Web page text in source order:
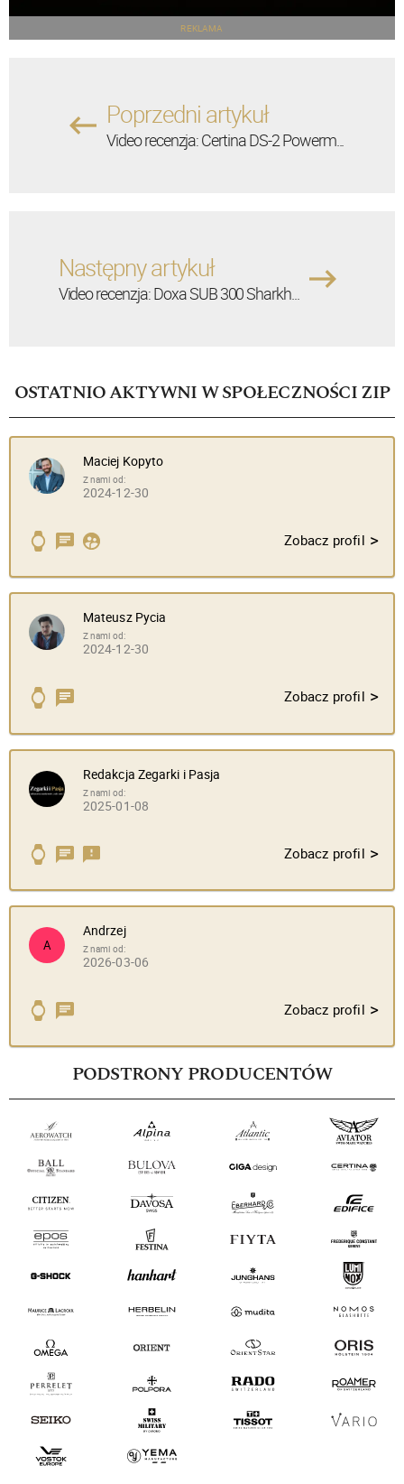
REKLAMA
Poprzedni artykuł
Video recenzja: Certina DS-2 Powerm...
Następny artykuł
Video recenzja: Doxa SUB 300 Sharkh...
OSTATNIO AKTYWNI W SPOŁECZNOŚCI ZIP
Maciej Kopyto
Z nami od:
2024-12-30
Zobacz profil >
Mateusz Pycia
Z nami od:
2024-12-30
Zobacz profil >
Redakcja Zegarki i Pasja
Z nami od:
2025-01-08
Zobacz profil >
A
Andrzej
Z nami od:
2026-03-06
Zobacz profil >
PODSTRONY PRODUCENTÓW